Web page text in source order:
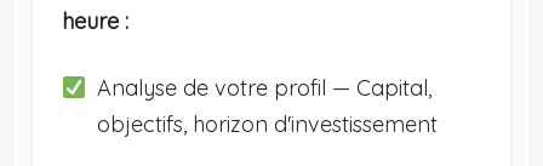
heure :
Analyse de votre profil — Capital,
objectifs, horizon d'investissement